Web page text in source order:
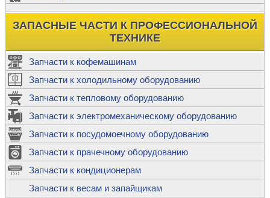
ЗАПАСНЫЕ ЧАСТИ К ПРОФЕССИОНАЛЬНОЙ
ТЕХНИКЕ
Запчасти к кофемашинам
Запчасти к холодильному оборудованию
Запчасти к тепловому оборудованию
Запчасти к электромеханическому оборудованию
Запчасти к посудомоечному оборудованию
Запчасти к прачечному оборудованию
Запчасти к кондиционерам
Запчасти к весам и запайщикам